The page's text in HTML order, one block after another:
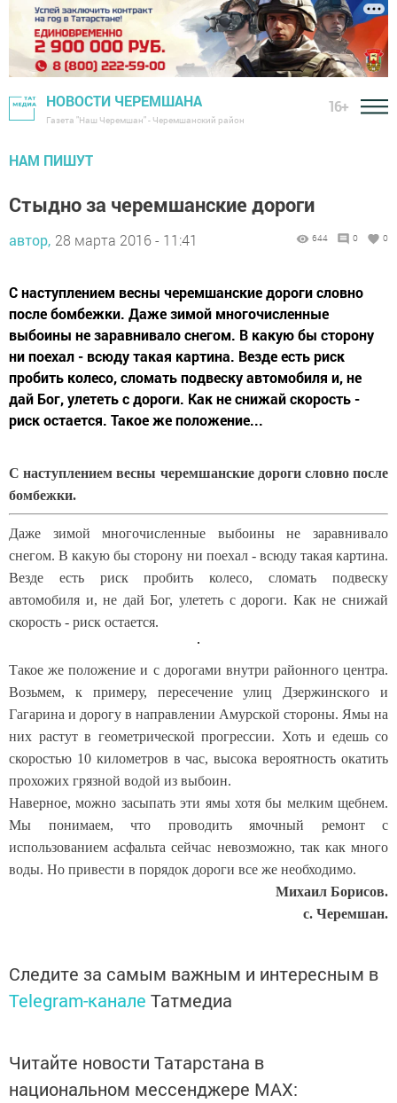
НОВОСТИ ЧЕРЕМШАНА
Газета "Наш Черемшан" - Черемшанский район
16+
НАМ ПИШУТ
Стыдно за черемшанские дороги
автор, 28 марта 2016 - 11:41 644 0 0
С наступлением весны черемшанские дороги словно
после бомбежки. Даже зимой многочисленные
выбоины не заравнивало снегом. В какую бы сторону
ни поехал - всюду такая картина. Везде есть риск
пробить колесо, сломать подвеску автомобиля и, не
дай Бог, улететь с дороги. Как не снижай скорость -
риск остается. Такое же положение...
С наступлением весны черемшанские дороги словно после
бомбежки.
Даже зимой многочисленные выбоины не заравнивало
снегом. В какую бы сторону ни поехал - всюду такая картина.
Везде есть риск пробить колесо, сломать подвеску
автомобиля и, не дай Бог, улететь с дороги. Как не снижай
скорость - риск остается.
Такое же положение и с дорогами внутри районного центра.
Возьмем, к примеру, пересечение улиц Дзержинского и
Гагарина и дорогу в направлении Амурской стороны. Ямы на
них растут в геометрической прогрессии. Хоть и едешь со
скоростью 10 километров в час, высока вероятность окатить
прохожих грязной водой из выбоин.
Наверное, можно засыпать эти ямы хотя бы мелким щебнем.
Мы понимаем, что проводить ямочный ремонт с
использованием асфальта сейчас невозможно, так как много
воды. Но привести в порядок дороги все же необходимо.
Михаил Борисов.
с. Черемшан.
Следите за самым важным и интересным в
Telegram-канале Татмедиа
Читайте новости Татарстана в
национальном мессенджере MАХ: